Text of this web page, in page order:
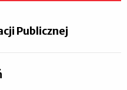
Publicznej